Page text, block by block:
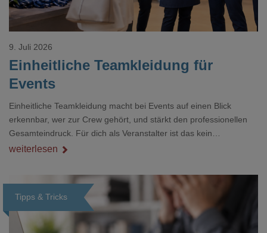
Einheitliche Teamkleidung für
Events
9. Juli 2026
Einheitliche Teamkleidung macht bei Events auf einen Blick
erkennbar, wer zur Crew gehört, und stärkt den professionellen
Gesamteindruck. Für dich als Veranstalter ist das kein
Nebenthema: Bei Textilien mit Stickerei oder mehreren
weiterlesen
Tipps & Tricks